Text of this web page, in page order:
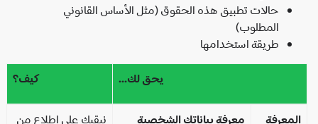
حالات تطبيق هذه الحقوق (مثل الأساس القانوني
المطلوب)
طريقة استخدامها
يحق لك... كيف؟
معرفة بياناتك الشخصية
نبقيك على اطلاع من